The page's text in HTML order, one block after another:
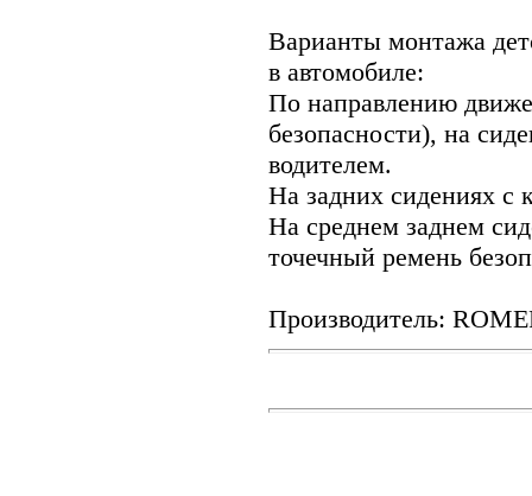
Варианты монтажа
в автомобиле:
По направлению
безопасности), на
водителем.
На задних сидениях с
На среднем заднем
точечный ремень
Производитель: